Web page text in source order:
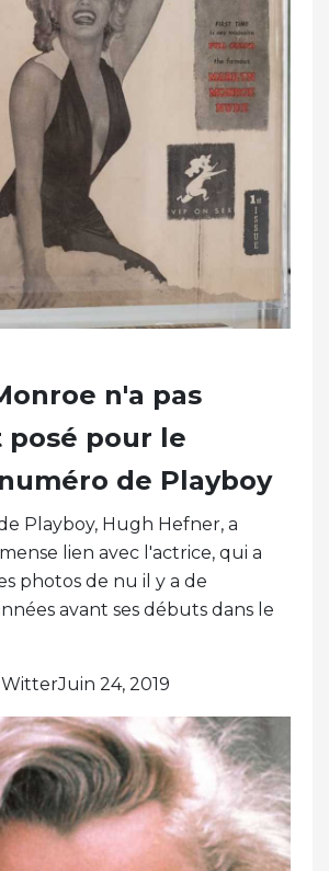
n'a pas
pour le
de Playboy
Playboy, Hugh Hefner, a
lien avec l'actrice, qui a
photos de nu il y a de
avant ses débuts dans le
24, 2019